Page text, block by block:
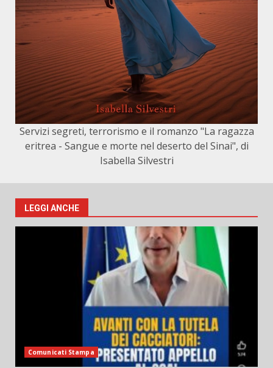
Servizi segreti, terrorismo e il romanzo "La ragazza
eritrea - Sangue e morte nel deserto del Sinai", di
Isabella Silvestri
LEGGI ANCHE
Comunicati Stampa